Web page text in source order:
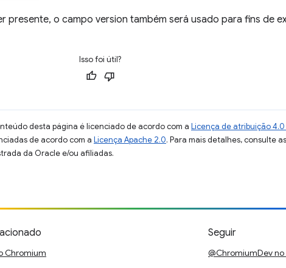
presente, o campo version também será usado para fins de
Isso foi útil?
desta página é licenciado de acordo com a Licença de atribuição
de acordo com a Licença Apache 2.0. Para mais detalhes, consulte as
da Oracle e/ou afiliadas.
Chromium
Seguir
@ChromiumDev no